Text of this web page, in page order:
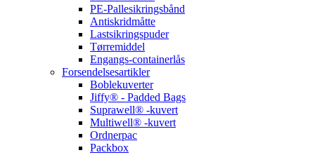
PE-Pallesikringsbånd
Antiskridmåtte
Lastsikringspuder
Tørremiddel
Engangs-containerlås
Forsendelsesartikler
Boblekuverter
Jiffy® - Padded Bags
Suprawell® -kuvert
Multiwell® -kuvert
Ordnerpac
Packbox